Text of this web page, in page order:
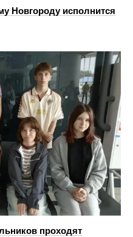
Новгороду исполнится
проходят